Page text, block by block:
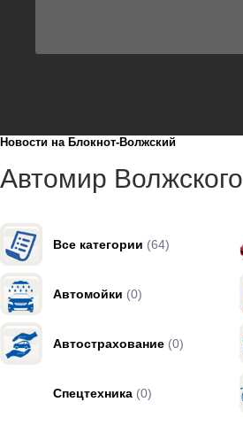
Новости на Блoкнoт-Волжский
Автомир Волжского
Все категории (64)
Автомойки (0)
Автострахование (0)
Спецтехника (0)